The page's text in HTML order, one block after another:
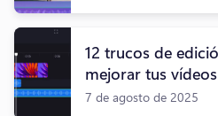
12 trucos de
mejorar tus vídeos
7 de agosto de 2025